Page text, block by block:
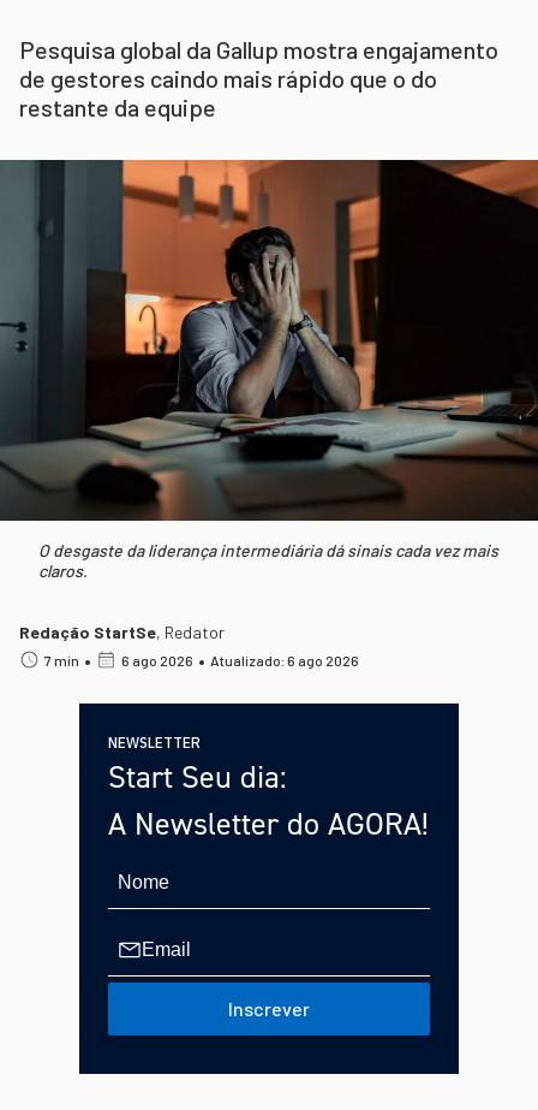
Pesquisa global da Gallup mostra engajamento
de gestores caindo mais rápido que o do
restante da equipe
O desgaste da liderança intermediária dá sinais cada vez mais
claros.
Redação StartSe, Redator
7 min • 6 ago 2026 • Atualizado: 6 ago 2026
NEWSLETTER
Start Seu dia:
A Newsletter do AGORA!
Inscrever